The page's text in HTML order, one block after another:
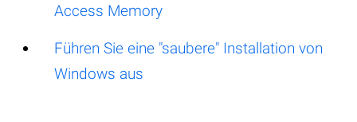
Access Memory
Führen Sie eine "saubere" Installation von
Windows aus